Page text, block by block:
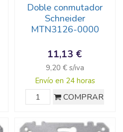
Doble conmutador
Schneider
MTN3126-0000
11,13 €
9,20 € s/iva
Envío en 24 horas
COMPRAR